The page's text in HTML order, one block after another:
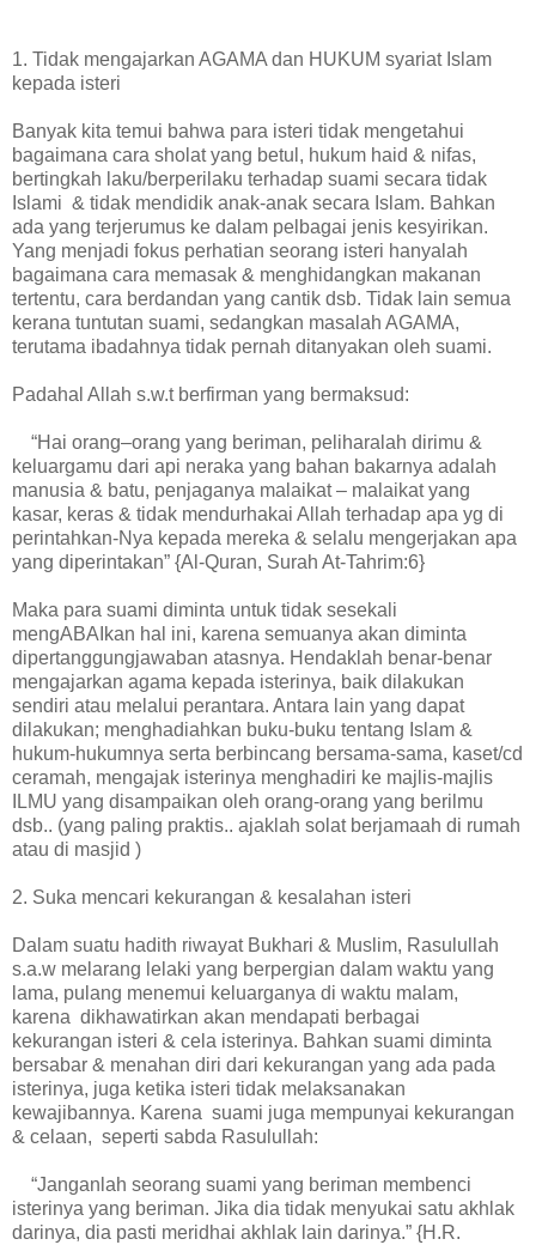
1. Tidak mengajarkan AGAMA dan HUKUM syariat Islam
kepada isteri
Banyak kita temui bahwa para isteri tidak mengetahui
bagaimana cara sholat yang betul, hukum haid & nifas,
bertingkah laku/berperilaku terhadap suami secara tidak
Islami & tidak mendidik anak-anak secara Islam. Bahkan
ada yang terjerumus ke dalam pelbagai jenis kesyirikan.
Yang menjadi fokus perhatian seorang isteri hanyalah
bagaimana cara memasak & menghidangkan makanan
tertentu, cara berdandan yang cantik dsb. Tidak lain semua
kerana tuntutan suami, sedangkan masalah AGAMA,
terutama ibadahnya tidak pernah ditanyakan oleh suami.
Padahal Allah s.w.t berfirman yang bermaksud:
“Hai orang–orang yang beriman, peliharalah dirimu &
keluargamu dari api neraka yang bahan bakarnya adalah
manusia & batu, penjaganya malaikat – malaikat yang
kasar, keras & tidak mendurhakai Allah terhadap apa yg di
perintahkan-Nya kepada mereka & selalu mengerjakan apa
yang diperintakan” {Al-Quran, Surah At-Tahrim:6}
Maka para suami diminta untuk tidak sesekali
mengABAIkan hal ini, karena semuanya akan diminta
dipertanggungjawaban atasnya. Hendaklah benar-benar
mengajarkan agama kepada isterinya, baik dilakukan
sendiri atau melalui perantara. Antara lain yang dapat
dilakukan; menghadiahkan buku-buku tentang Islam &
hukum-hukumnya serta berbincang bersama-sama, kaset/cd
ceramah, mengajak isterinya menghadiri ke majlis-majlis
ILMU yang disampaikan oleh orang-orang yang berilmu
dsb.. (yang paling praktis.. ajaklah solat berjamaah di rumah
atau di masjid )
2. Suka mencari kekurangan & kesalahan isteri
Dalam suatu hadith riwayat Bukhari & Muslim, Rasulullah
s.a.w melarang lelaki yang berpergian dalam waktu yang
lama, pulang menemui keluarganya di waktu malam,
karena dikhawatirkan akan mendapati berbagai
kekurangan isteri & cela isterinya. Bahkan suami diminta
bersabar & menahan diri dari kekurangan yang ada pada
isterinya, juga ketika isteri tidak melaksanakan
kewajibannya. Karena suami juga mempunyai kekurangan
& celaan, seperti sabda Rasulullah:
“Janganlah seorang suami yang beriman membenci
isterinya yang beriman. Jika dia tidak menyukai satu akhlak
darinya, dia pasti meridhai akhlak lain darinya.” {H.R.